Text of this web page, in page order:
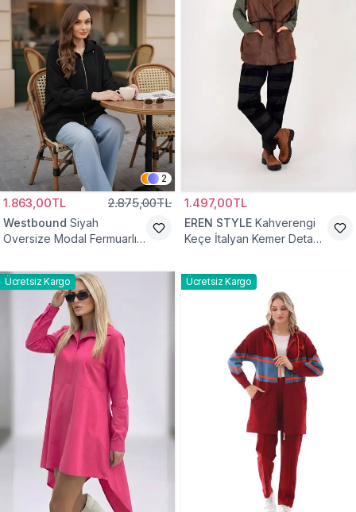
2
1.863,00TL 2.875,00TL
Westbound Siyah
Oversize Modal Fermuarlı
1.497,00TL
EREN STYLE Kahverengi
Keçe İtalyan Kemer Detaylı
Ücretsiz Kargo Ücretsiz Kargo